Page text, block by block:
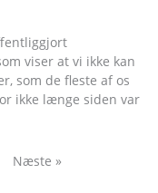
viser at vi ikke kan
som de fleste af os
ikke længe siden var
Næste »